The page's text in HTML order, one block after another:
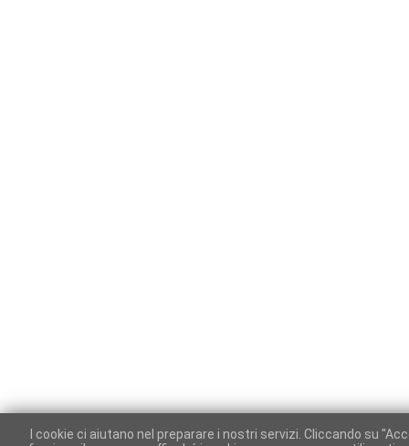
I cookie ci aiutano nel preparare i nostri servizi. Cliccando su